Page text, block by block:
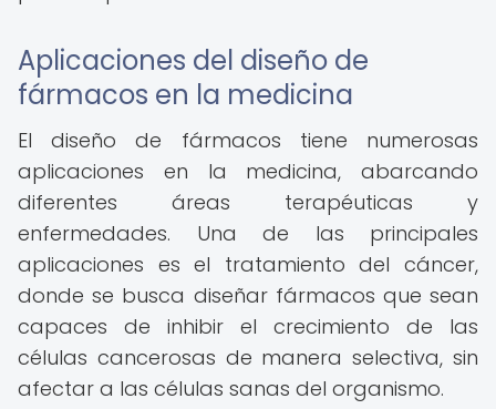
Aplicaciones del diseño de
fármacos en la medicina
El diseño de fármacos tiene numerosas
aplicaciones en la medicina, abarcando
diferentes áreas terapéuticas y
enfermedades. Una de las principales
aplicaciones es el tratamiento del cáncer,
donde se busca diseñar fármacos que sean
capaces de inhibir el crecimiento de las
células cancerosas de manera selectiva, sin
afectar a las células sanas del organismo.